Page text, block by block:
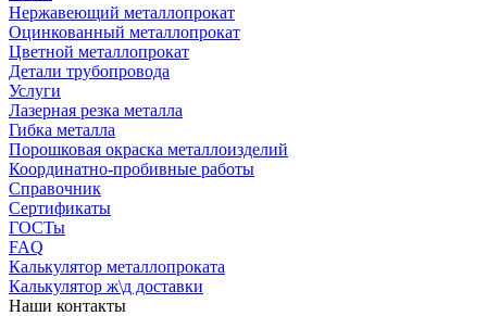
Нержавеющий металлопрокат
Оцинкованный металлопрокат
Цветной металлопрокат
Детали трубопровода
Услуги
Лазерная резка металла
Гибка металла
Порошковая окраска металлоизделий
Координатно-пробивные работы
Справочник
Сертификаты
ГОСТы
FAQ
Калькулятор металлопроката
Калькулятор ж\д доставки
Наши контакты